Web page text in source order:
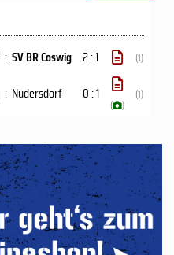
: SV BR Coswig 2 : 1 (1)
: Nudersdorf 0 : 1
( )
(1)